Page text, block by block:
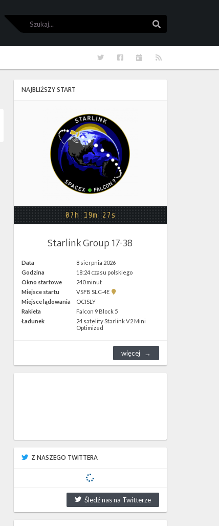
Szukaj
RSS
Kalendarze
Facebook
Twitter
NAJBLIŻSZY START
07h 19m 27s
Starlink Group 17-38
Data
8 sierpnia 2026
Godzina
18:24 czasu polskiego
Okno startowe
240 minut
Miejsce startu
VSFB SLC-4E
Pokaż
SLC-
4E w
Google
Miejsce lądowania
OCISLY
Rakieta
Falcon 9 Block 5
Ładunek
24 satelity Starlink V2 Mini
Optimized
więcej
Z NASZEGO TWITTERA
Śledź nas na Twitterze